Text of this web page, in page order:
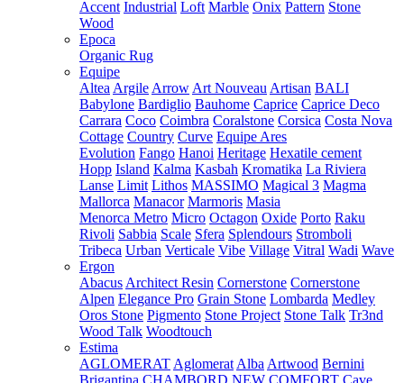
Accent Industrial Loft Marble Onix Pattern Stone
Wood
Epoca
Organic Rug
Equipe
Altea Argile Arrow Art Nouveau Artisan BALI
Babylone Bardiglio Bauhome Caprice Caprice Deco
Carrara Coco Coimbra Coralstone Corsica Costa Nova
Cottage Country Curve Equipe Ares
Evolution Fango Hanoi Heritage Hexatile cement
Hopp Island Kalma Kasbah Kromatika La Riviera
Lanse Limit Lithos MASSIMO Magical 3 Magma
Mallorca Manacor Marmoris Masia
Menorca Metro Micro Octagon Oxide Porto Raku
Rivoli Sabbia Scale Sfera Splendours Stromboli
Tribeca Urban Verticale Vibe Village Vitral Wadi Wave
Ergon
Abacus Architect Resin Cornerstone Cornerstone
Alpen Elegance Pro Grain Stone Lombarda Medley
Oros Stone Pigmento Stone Project Stone Talk Tr3nd
Wood Talk Woodtouch
Estima
AGLOMERAT Aglomerat Alba Artwood Bernini